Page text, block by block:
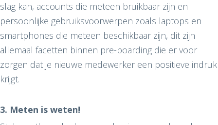
slag kan, accounts die meteen bruikbaar zijn en
persoonlijke gebruiksvoorwerpen zoals laptops en
smartphones die meteen beschikbaar zijn, dit zijn
allemaal facetten binnen pre-boarding die er voor
zorgen dat je nieuwe medewerker een positieve indruk
krijgt.
3. Meten is weten!